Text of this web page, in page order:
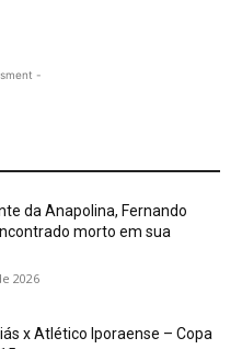
-
da Anapolina, Fernando
morto em sua
2026
x Atlético Iporaense – Copa